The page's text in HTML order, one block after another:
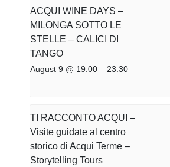
ACQUI WINE DAYS –
MILONGA SOTTO LE
STELLE – CALICI DI
TANGO
August 9 @ 19:00 – 23:30
TI RACCONTO ACQUI –
Visite guidate al centro
storico di Acqui Terme –
Storytelling Tours